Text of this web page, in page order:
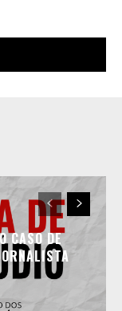
CASO DE